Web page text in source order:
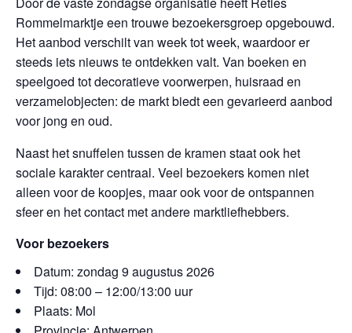
Rommelmarktje een trouwe bezoekersgroep opgebouwd.
Het aanbod verschilt van week tot week, waardoor er
steeds iets nieuws te ontdekken valt. Van boeken en
speelgoed tot decoratieve voorwerpen, huisraad en
verzamelobjecten: de markt biedt een gevarieerd aanbod
voor jong en oud.
Naast het snuffelen tussen de kramen staat ook het
sociale karakter centraal. Veel bezoekers komen niet
alleen voor de koopjes, maar ook voor de ontspannen
sfeer en het contact met andere marktliefhebbers.
Voor bezoekers
Datum: zondag 9 augustus 2026
Tijd: 08:00 – 12:00/13:00 uur
Plaats: Mol